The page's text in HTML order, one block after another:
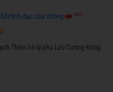
tình dục của chồng 6591
Thiên bỏ tỷ phú Lưu Cường Đông